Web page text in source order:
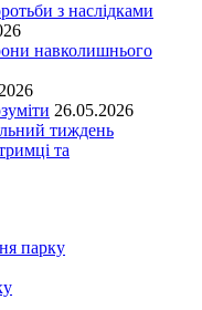
з наслідками
навколишнього
26.05.2026
тиждень
та
парку